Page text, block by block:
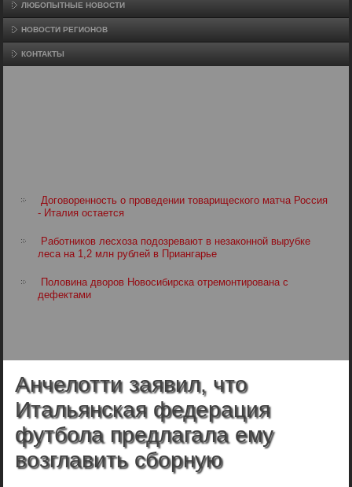
ЛЮБОПЫТНЫЕ НОВОСТИ
НОВОСТИ РЕГИОНОВ
КОНТАКТЫ
Договоренность о проведении товарищеского матча Россия
- Италия остается
Работников лесхоза подозревают в незаконной вырубке
леса на 1,2 млн рублей в Приангарье
Половина дворов Новосибирска отремонтирована с
дефектами
Анчелотти заявил, что
Итальянская федерация
футбола предлагала ему
возглавить сборную